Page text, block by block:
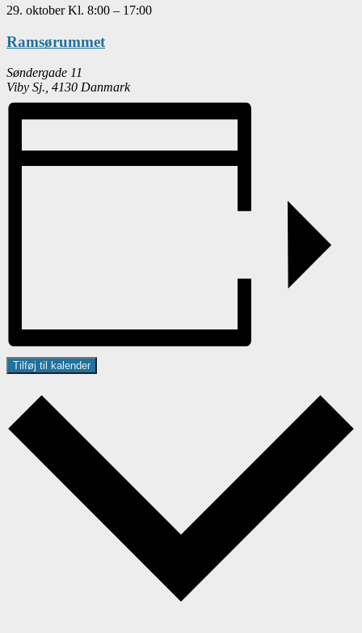
29. oktoberKl. 8:00 – 17:00
Ramsørummet
Søndergade 11
Viby Sj. 4130 Danmark
Tilføj til kalender